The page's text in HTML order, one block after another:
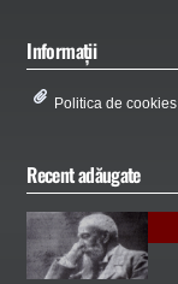
Informații
Politica de cookies
Recent adăugate